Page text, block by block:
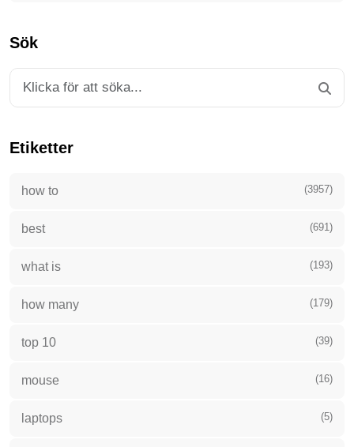
Sök
Etiketter
how to (3957)
best (691)
what is (193)
how many (179)
top 10 (39)
mouse (16)
laptops (5)